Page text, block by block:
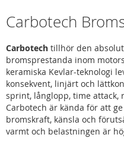
Carbotech
Carbotech tillhör den
bromsprestanda inom
keramiska Kevlar-teknologi
konsekvent, linjärt och
sprint, långlopp, time attack,
Carbotech är kända för att
bromskraft, känsla och
varmt och belastningen är